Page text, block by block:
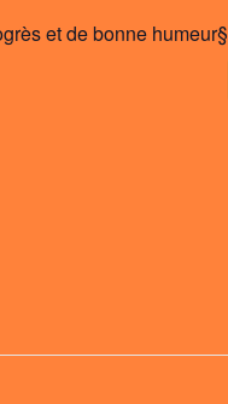
et de bonne humeur§